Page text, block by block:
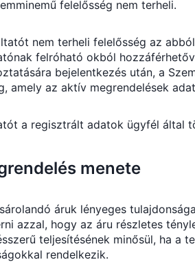
felelősség nem terheli.
nem terheli felelősség az
felróható okból
bejelentkezés után, a
amely az aktív megrendelések
a regisztrált adatok ügyfél által
menete
áruk lényeges
azzal, hogy az áru részletes
teljesítésének minősül, ha a
rendelkezik.